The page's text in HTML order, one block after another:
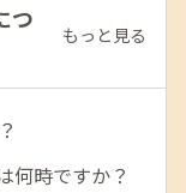
つ
もっと見る
何時ですか？